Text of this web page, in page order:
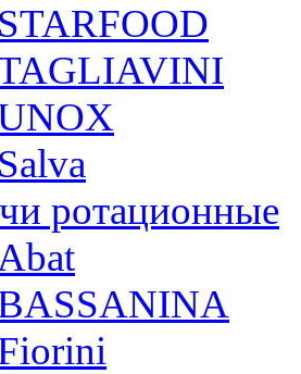
STARFOOD
Salva
ротационные